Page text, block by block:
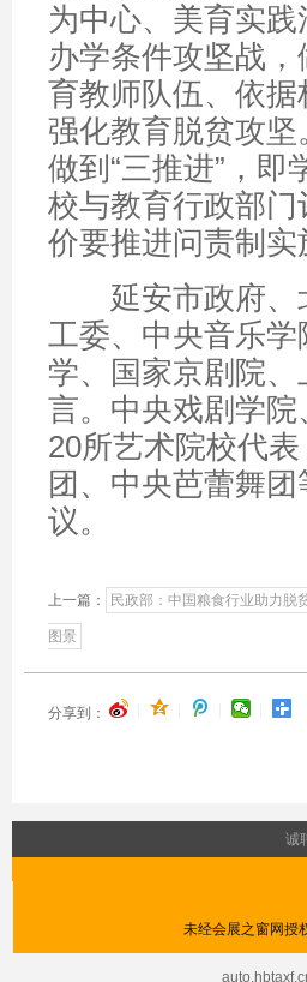
为中心、美育实
办学条件攻坚战，
育教师队伍、依
强化教育脱贫攻
做到“三推进”，
校与教育行政部门
价要推进问责制实
延安市政府、
工委、中央音乐
学、国家京剧院
言。中央戏剧学
20所艺术院校代
团、中央芭蕾舞
议。
上一篇： 民政部：中国粮食行业助力脱
图景
分享到：
诚
未经会展之窗网授